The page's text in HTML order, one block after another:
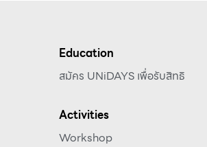
Education
สมัคร UNiDAYS เพื่อรับสิทธิ
Activities
Workshop